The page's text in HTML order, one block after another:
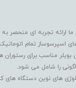
ارائه تجربه ای منحصر
اسپرسوساز تمام
مناسب برای رستوران
را شامل می شود.
های نوین دستگاه های